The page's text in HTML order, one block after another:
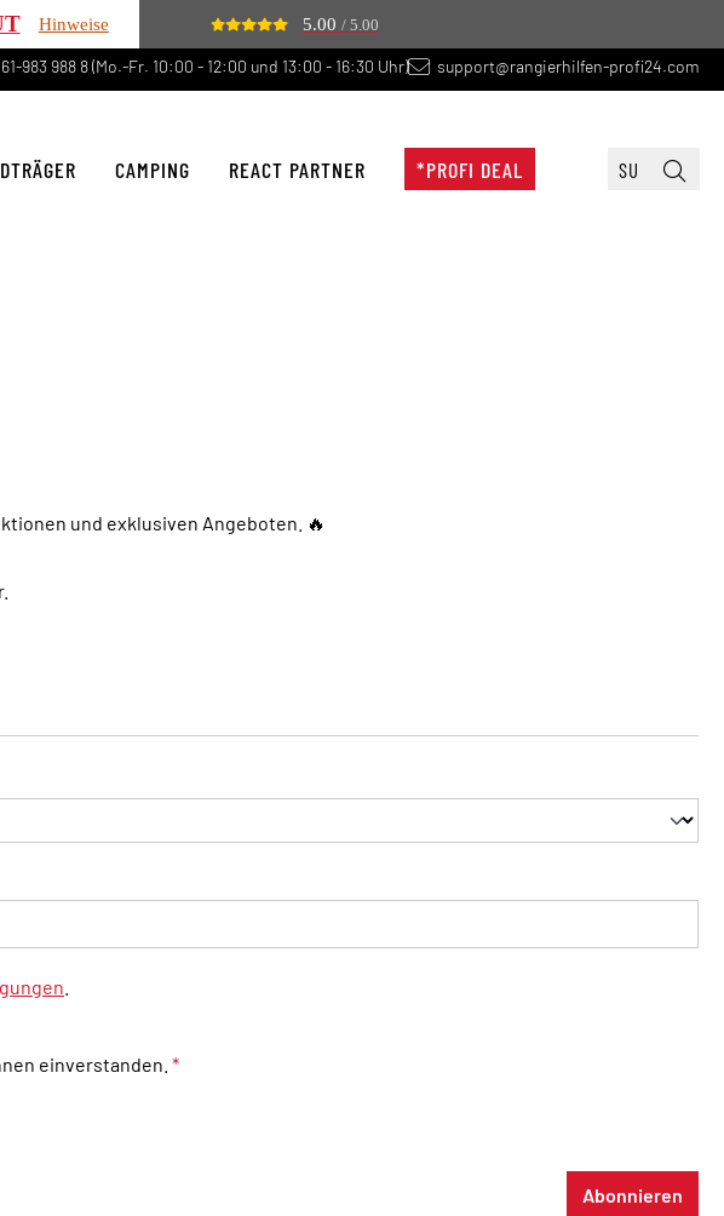
Hinweise 5.00/ 5.00
983 988 8 (Mo.-Fr. 10:00 - 12:00 und 13:00 - 16:30 Uhr) support@rangierhilfen-profi24.com
CAMPING REACT PARTNER *PROFI DEAL
und exklusiven Angeboten. 🔥
einverstanden. *
Abonnieren